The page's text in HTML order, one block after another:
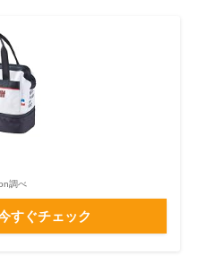
調べ
すぐチェック